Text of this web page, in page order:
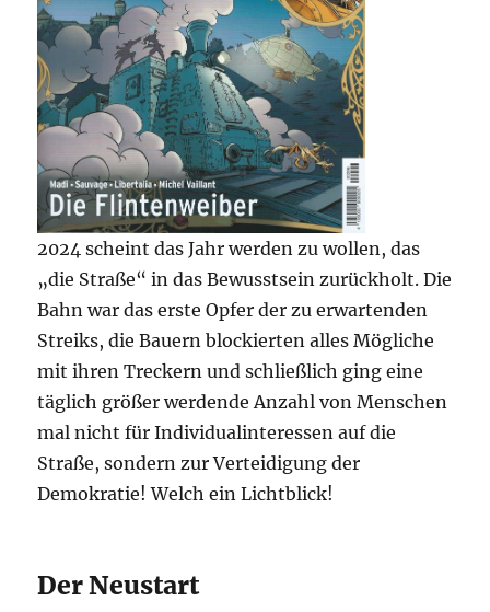
2024 scheint das Jahr werden zu wollen, das
„die Straße“ in das Bewusstsein zurückholt. Die
Bahn war das erste Opfer der zu erwartenden
Streiks, die Bauern blockierten alles Mögliche
mit ihren Treckern und schließlich ging eine
täglich größer werdende Anzahl von Menschen
mal nicht für Individualinteressen auf die
Straße, sondern zur Verteidigung der
Demokratie! Welch ein Lichtblick!
Der Neustart